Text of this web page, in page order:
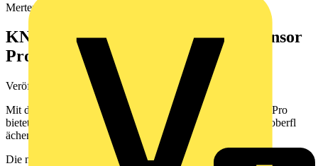
Merten
KNX Multi-Touch Pro / KNX Tastsensor
Pro
Veröffentlicht: 13. März 2016
· Kategorie: Broschüre
Mit dem KNX Multi-Touch Pro und dem KNX Tastsensor Pro
bietet Merten eine ganz neue Generation von KNX Bedienoberfl
ächen.
Die neuen KNX Bedienoberﬂ ächen KNX Multi-Touch Pro /